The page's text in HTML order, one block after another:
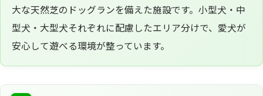
大な天然芝のドッグランを備えた施設です。小型犬・中
型犬・大型犬それぞれに配慮したエリア分けで、愛犬が
安心して遊べる環境が整っています。